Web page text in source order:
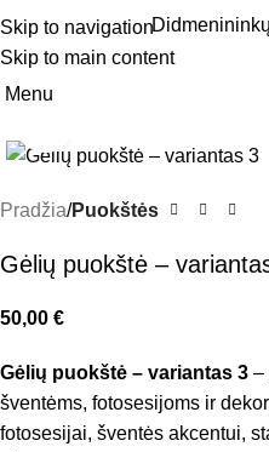
Skip to navigation
Skip to main content
Menu
Pradžia Puokštės
Gėlių puokštė –
50,00 €
Gėlių puokštė – variantas 3 –
šventėms, fotosesijoms ir
fotosesijai, šventės akcentui,